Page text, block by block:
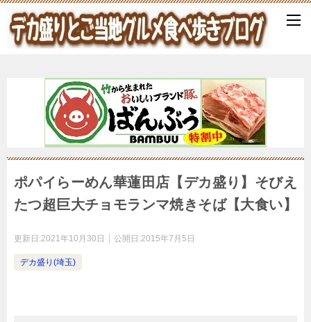
ポパイらーめん華蓮田店【デカ盛り】そびえ
たつ超巨大チョモランマ焼きそば【大食い】
更新日:2021年10月30日 公開日:2015年7月5日
デカ盛り(埼玉)